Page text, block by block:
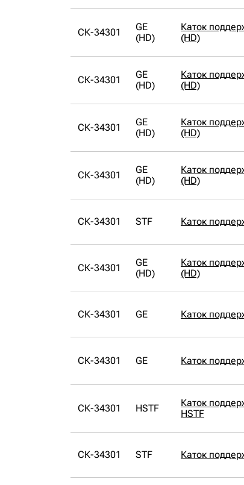
СК-34301
GE
(HD)
Каток
(HD)
СК-34301
GE
(HD)
Каток
(HD)
СК-34301
GE
(HD)
Каток
(HD)
СК-34301
GE
(HD)
Каток
(HD)
СК-34301 STF Каток
СК-34301
GE
(HD)
Каток
(HD)
СК-34301 GE Каток
СК-34301 GE Каток
СК-34301 HSTF
Каток
HSTF
СК-34301 STF Каток